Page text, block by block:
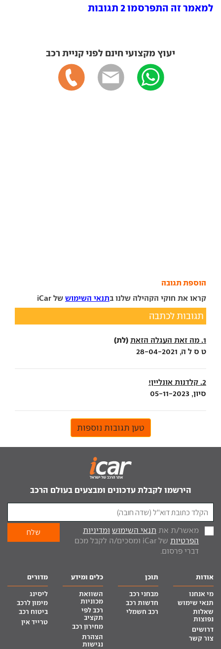
למאמר זה התפרסמו 2 תגובות
יעוץ מקצועי חינם לפני קניית רכב
הוספת תגובה
קראו את חוקי הקהילה שלנו בתנאי השימוש של iCar
תגובות לכתבה
1. מה זאת העגלה הזאת (לת)
ט ס ל ה, 28-04-2021
2. קלדנות אונליין!
סיון, 05-11-2023
טען תגובות נוספות
הירשמו לקבלת עדכונים ומבצעים בעולם הרכב
מאשר/ת את תנאי השימוש ומדיניות
הפרטיות
של iCar ומסכים/ה לקבל מכם
דברי פרסום.
אודות
מי אנחנו
תנאי שימוש
שאלות
נפוצות
דרושים
צור קשר
תוכן
מבחני רכב
חדשות רכב
רכב חשמלי
כלים ומידע
השוואת
מכוניות
רכב לפי
תקציב
מחירון רכב
הצהרת
נגישות
מדורים
ליסינג
מימון לרכב
ביטוח רכב
טרייד אין